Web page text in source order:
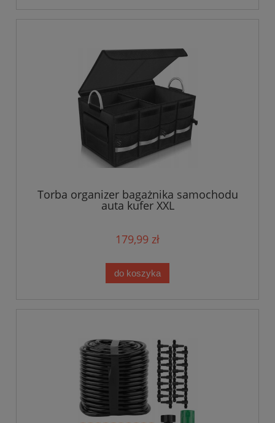
Torba organizer bagażnika samochodu
auta kufer XXL
179,99 zł
do koszyka